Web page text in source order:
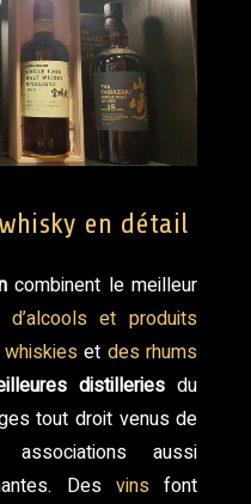
en détail
combinent le meilleur
d’alcools et produits
et des rhums
distilleries du
tout droit venus de
aussi
Des vinsfont